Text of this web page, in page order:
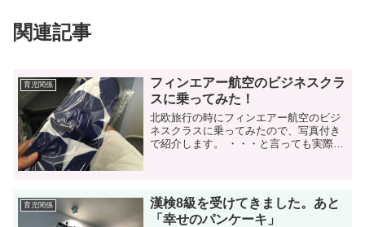
関連記事
育児関係
フィンエアー航空のビジネスクラ
スに乗ってみた！
北欧旅行の時にフィンエアー航空のビジ
ネスクラスに乗ってみたので、写真付き
で紹介します。 ・・・と言っても実際に
育児関係
漢検8級を受けてきました。あと
「幸せのパンケーキ」